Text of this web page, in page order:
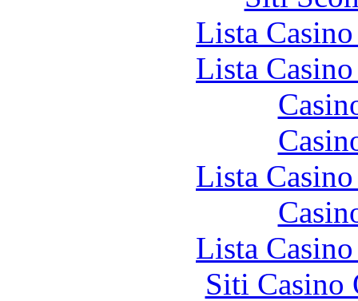
Lista
Lista
Lista
Lista
Siti Casino